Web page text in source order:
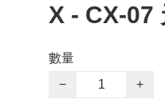
X - CX-07
數量
−
+